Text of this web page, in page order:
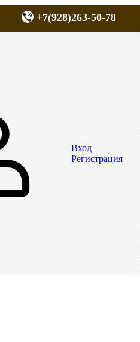
+7(928)263-50-78
Вход|
Регистрация